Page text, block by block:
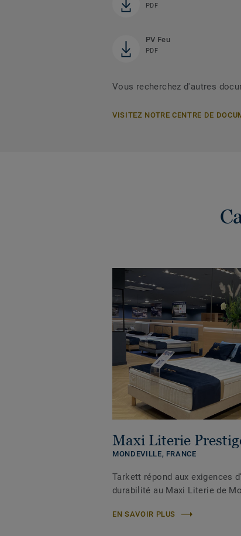
PDF
PV Feu
PDF
Vous recherchez d'autres
VISITEZ NOTRE CENTRE DE
Maxi Literie
MONDEVILLE, FRANCE
Tarkett répond aux exigences
durabilité au Maxi Literie de
EN SAVOIR PLUS